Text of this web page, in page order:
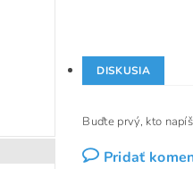
DISKUSIA
Buďte prvý, kto
Pridať